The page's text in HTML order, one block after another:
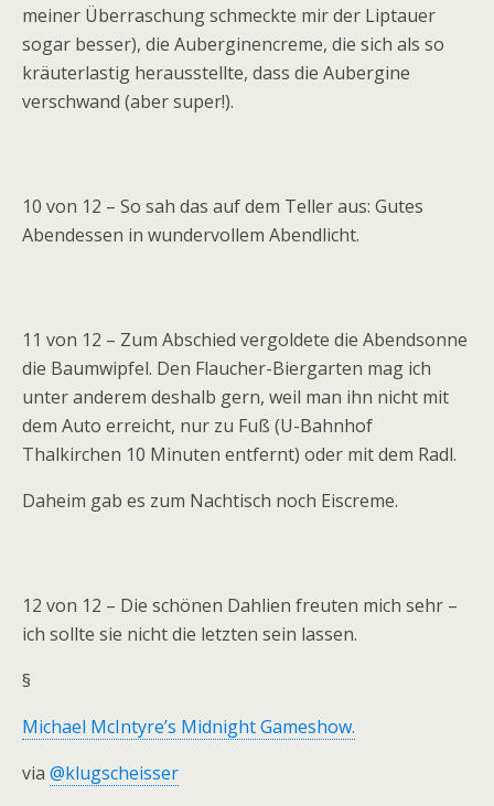
meiner Überraschung schmeckte mir der Liptauer
sogar besser), die Auberginencreme, die sich als so
kräuterlastig herausstellte, dass die Aubergine
verschwand (aber super!).
10 von 12 – So sah das auf dem Teller aus: Gutes
Abendessen in wundervollem Abendlicht.
11 von 12 – Zum Abschied vergoldete die Abendsonne
die Baumwipfel. Den Flaucher-Biergarten mag ich
unter anderem deshalb gern, weil man ihn nicht mit
dem Auto erreicht, nur zu Fuß (U-Bahnhof
Thalkirchen 10 Minuten entfernt) oder mit dem Radl.
Daheim gab es zum Nachtisch noch Eiscreme.
12 von 12 – Die schönen Dahlien freuten mich sehr –
ich sollte sie nicht die letzten sein lassen.
§
Michael McIntyre’s Midnight Gameshow.
via @klugscheisser